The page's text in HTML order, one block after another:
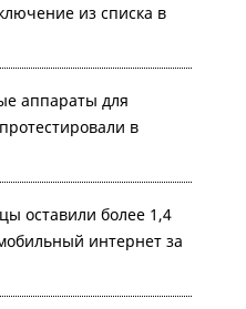
из списка в
аппараты для
в
оставили более 1,4
интернет за